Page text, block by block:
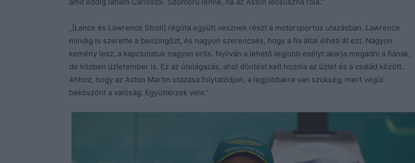
„[Lance és Lawrence Stroll] régóta együtt vesznek részt a motorsportos utazásban. Lawrence
mindig is szerette a benzingőzt, és nagyon szerencsés, hogy a fia által élheti át ezt. Nagyon
kemény lesz, a kapcsolatuk nagyon erős. Nyilván a lehető legjobb esélyt akarja megadni a fiának,
de közben üzletember is. Ez az útelágazás, ahol döntést kell hoznia az üzlet és a család között.
Ahhoz, hogy az Aston Martin utazása folytatódjon, a legjobbakra van szükség, mert végül
beköszönt a valóság. Együttérzek vele.”